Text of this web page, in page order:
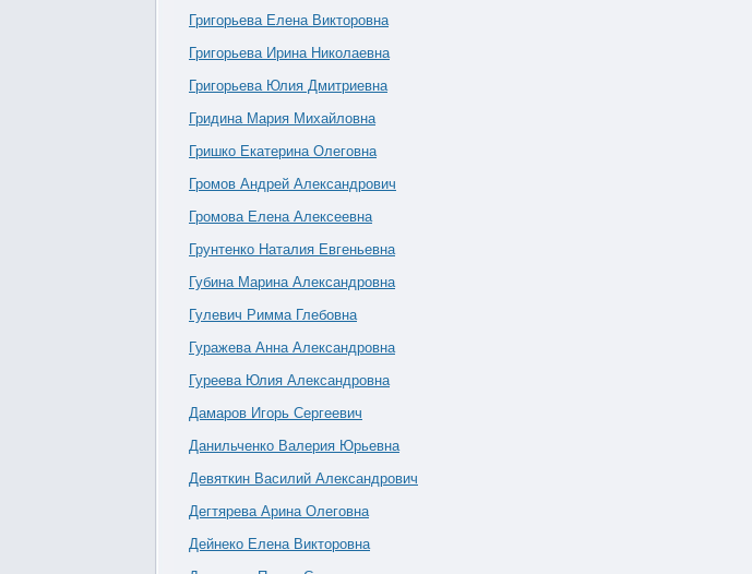
Григорьева Елена Викторовна
Григорьева Ирина Николаевна
Григорьева Юлия Дмитриевна
Гридина Мария Михайловна
Гришко Екатерина Олеговна
Громов Андрей Александрович
Громова Елена Алексеевна
Грунтенко Наталия Евгеньевна
Губина Марина Александровна
Гулевич Римма Глебовна
Гуражева Анна Александровна
Гуреева Юлия Александровна
Дамаров Игорь Сергеевич
Данильченко Валерия Юрьевна
Девяткин Василий Александрович
Дегтярева Арина Олеговна
Дейнеко Елена Викторовна